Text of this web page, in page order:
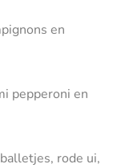
en
pepperoni en
rode ui,